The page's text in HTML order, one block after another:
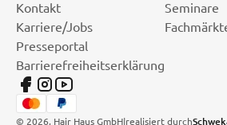
Kontakt
Karriere/Jobs
Presseportal
Barrierefreiheitserklärung
Seminare
© 2026, Hair Haus GmbH|realisiert durch